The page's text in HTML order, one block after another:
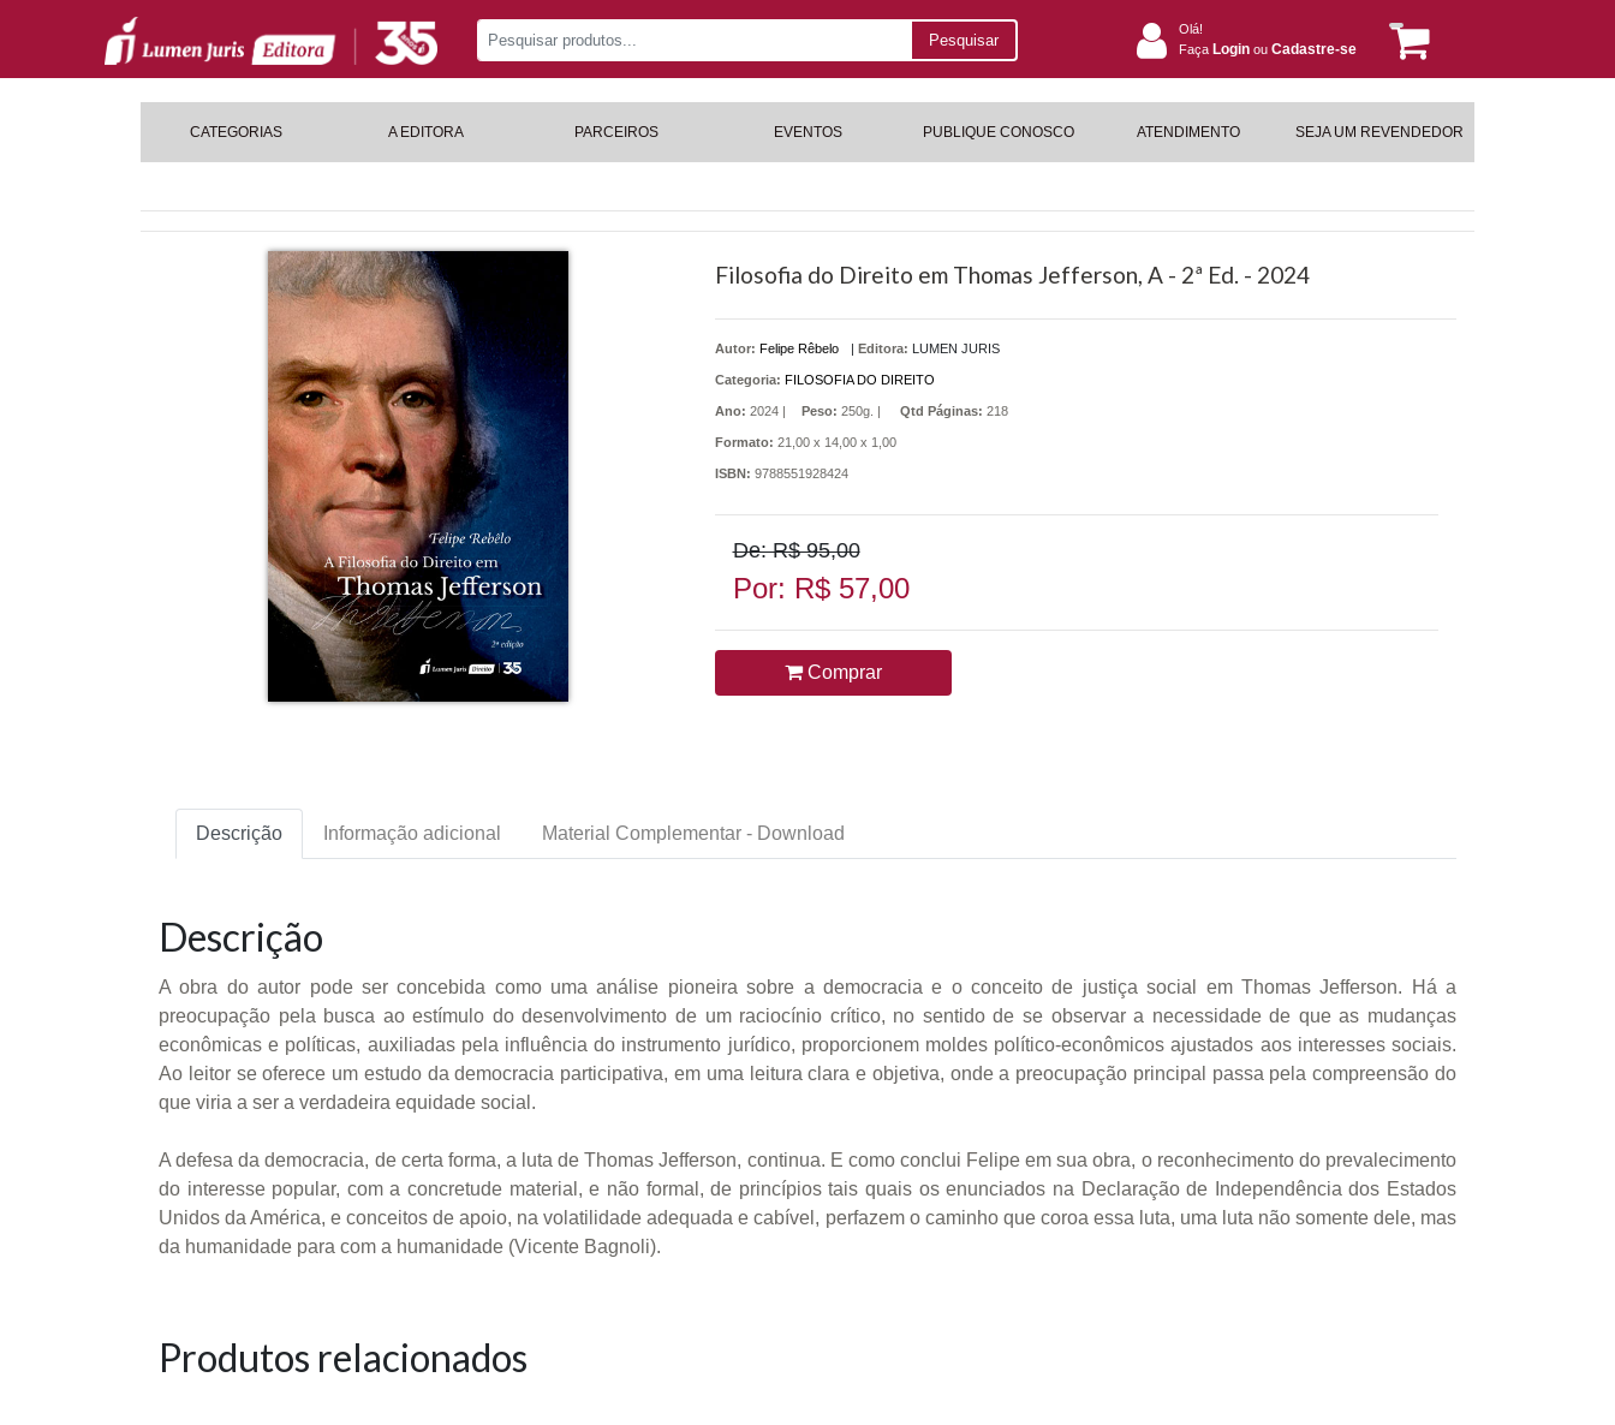
Pesquisar
Olá!
Faça Login ou Cadastre-se
CATEGORIAS A EDITORA PARCEIROS EVENTOS PUBLIQUE CONOSCO ATENDIMENTO SEJA UM REVENDEDOR
Filosofia do Direito em Thomas Jefferson, A - 2ª Ed. - 2024
Autor: Felipe Rêbelo | Editora: LUMEN JURIS
Categoria: FILOSOFIA DO DIREITO
Ano: 2024 | Peso: 250g. | Qtd Páginas: 218
Formato: 21,00 x 14,00 x 1,00
ISBN: 9788551928424
De: R$ 95,00
Por: R$ 57,00
Comprar
Descrição Informação adicional Material Complementar - Download
Descrição
A obra do autor pode ser concebida como uma análise pioneira sobre a democracia e o conceito de justiça social em Thomas Jefferson. Há a
preocupação pela busca ao estímulo do desenvolvimento de um raciocínio crítico, no sentido de se observar a necessidade de que as mudanças
econômicas e políticas, auxiliadas pela influência do instrumento jurídico, proporcionem moldes político-econômicos ajustados aos interesses sociais.
Ao leitor se oferece um estudo da democracia participativa, em uma leitura clara e objetiva, onde a preocupação principal passa pela compreensão do
que viria a ser a verdadeira equidade social.
A defesa da democracia, de certa forma, a luta de Thomas Jefferson, continua. E como conclui Felipe em sua obra, o reconhecimento do prevalecimento
do interesse popular, com a concretude material, e não formal, de princípios tais quais os enunciados na Declaração de Independência dos Estados
Unidos da América, e conceitos de apoio, na volatilidade adequada e cabível, perfazem o caminho que coroa essa luta, uma luta não somente dele, mas
da humanidade para com a humanidade (Vicente Bagnoli).
Produtos relacionados